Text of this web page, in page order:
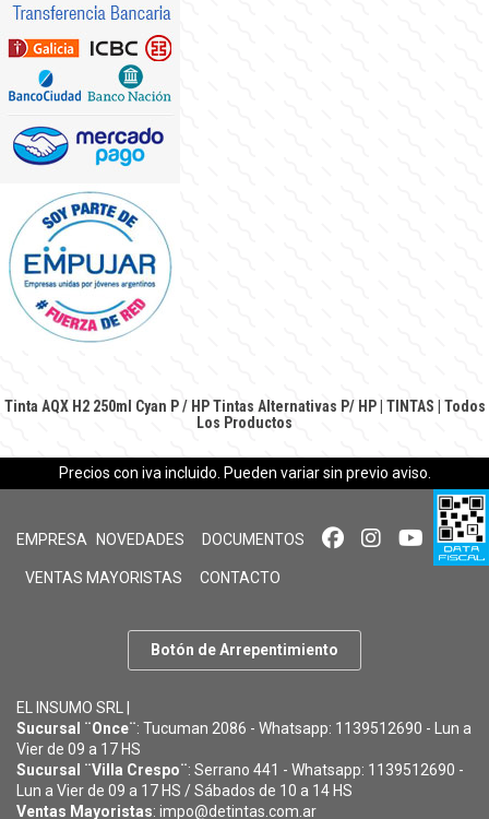
Tinta AQX H2 250ml Cyan P / HP Tintas Alternativas P/ HP| TINTAS
Todos
Los Productos
Precios con iva incluido. Pueden variar sin previo aviso.
EMPRESA NOVEDADES DOCUMENTOS
VENTAS MAYORISTAS CONTACTO
Botón de Arrepentimiento
EL INSUMO SRL |
Sucursal ¨Once¨: Tucuman 2086 - Whatsapp: 1139512690 - Lun a
Vier de 09 a 17 HS
Sucursal ¨Villa Crespo¨: Serrano 441 - Whatsapp: 1139512690 -
Lun a Vier de 09 a 17 HS / Sábados de 10 a 14 HS
Ventas Mayoristas: impo@detintas.com.ar